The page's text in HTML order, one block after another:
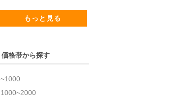
もっと見る
価格帯から探す
~1000
1000~2000